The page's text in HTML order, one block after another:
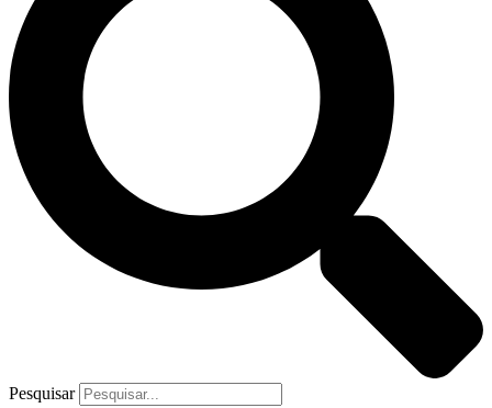
Pesquisar